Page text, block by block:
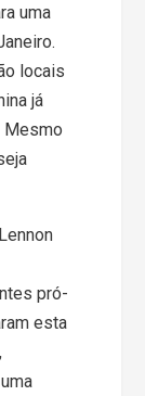
uma
locais
já
Mesmo
pró-
esta